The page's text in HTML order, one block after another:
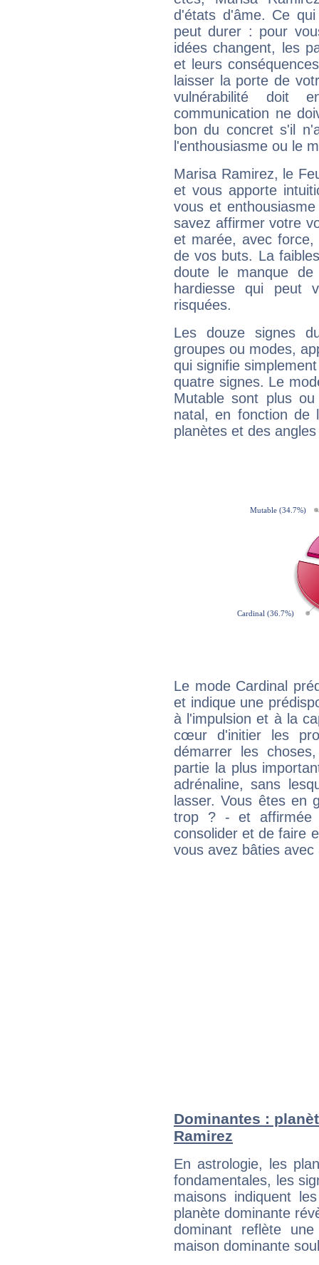
d'états d'âme. Ce
peut durer : pour
idées changent, les
et leurs
laisser la porte de
vulnérabilité doit
communication ne
bon du concret s'il
l'enthousiasme ou le
Marisa Ramirez, le
et vous apporte
vous et
savez affirmer votre
et marée, avec
de vos buts. La
doute le manque
hardiesse qui peut
risquées.
Les douze signes
groupes ou modes,
qui signifie
quatre signes. Le
Mutable sont plus
natal, en fonction de
planètes et des
Le mode Cardinal
et indique une
à l'impulsion et à la
cœur d'initier les
démarrer les
partie la plus
adrénaline, sans
lasser. Vous êtes en
trop ? - et affirmée
consolider et de faire
vous avez bâties avec
Dominantes :
Ramirez
En astrologie, les
fondamentales, les
maisons indiquent
planète dominante
dominant reflète
maison dominante